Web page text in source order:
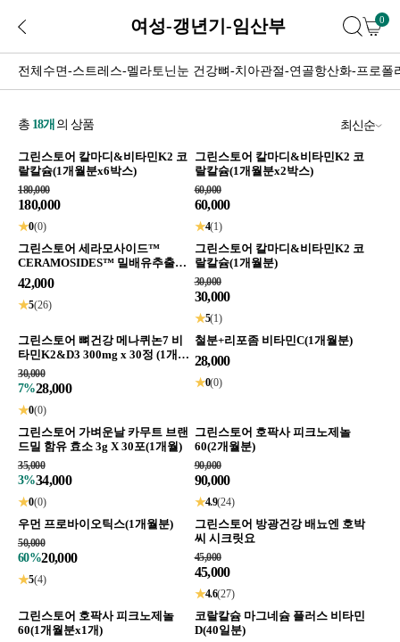
여성-갱년기-임산부 0
전체 수면-스트레스-멜라토닌 눈 건강뼈-치아관절-연골항산화-프로폴
총 18개 의 상품 최신순
그린스토어 칼마디&비타민K2 코
랄칼슘(1개월분x6박스)
180,000
180,000
★0(0)
그린스토어 칼마디&비타민K2 코
랄칼슘(1개월분x2박스)
60,000
60,000
★4(1)
그린스토어 세라모사이드™
CERAMOSIDES™ 밀배유추출물
먹는 세라마이드 영양제 1개월분
42,000
★5(26)
그린스토어 칼마디&비타민K2 코
랄칼슘(1개월분)
30,000
30,000
★5(1)
그린스토어 뼈건강 메나퀴논7 비
타민K2&D3 300mg x 30정 (1개월
분)
30,000
7%28,000
★0(0)
철분+리포좀 비타민C(1개월분)
28,000
★0(0)
그린스토어 가벼운날 카무트 브랜
드밀 함유 효소 3g X 30포(1개월)
35,000
3%34,000
★0(0)
그린스토어 호팍사 피크노제놀
60(2개월분)
90,000
90,000
★4.9(24)
우먼 프로바이오틱스(1개월분)
50,000
60%20,000
★5(4)
그린스토어 방광건강 배뇨엔 호박
씨 시크릿요
45,000
45,000
★4.6(27)
그린스토어 호팍사 피크노제놀
60(1개월분x1개)
코랄칼슘 마그네슘 플러스 비타민
D(40일분)